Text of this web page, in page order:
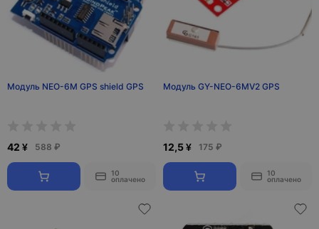
Модуль NEO-6M GPS shield GPS
42 ¥ 588 ₽
10
оплачено
Модуль GY-NEO-6MV2 GPS
12,5 ¥ 175 ₽
10
оплачено